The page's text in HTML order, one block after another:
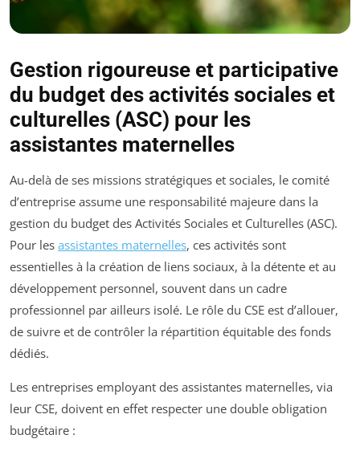
Gestion rigoureuse et participative
du budget des activités sociales et
culturelles (ASC) pour les
assistantes maternelles
Au-delà de ses missions stratégiques et sociales, le comité
d’entreprise assume une responsabilité majeure dans la
gestion du budget des Activités Sociales et Culturelles (ASC).
Pour les assistantes maternelles, ces activités sont
essentielles à la création de liens sociaux, à la détente et au
développement personnel, souvent dans un cadre
professionnel par ailleurs isolé. Le rôle du CSE est d’allouer,
de suivre et de contrôler la répartition équitable des fonds
dédiés.
Les entreprises employant des assistantes maternelles, via
leur CSE, doivent en effet respecter une double obligation
budgétaire :